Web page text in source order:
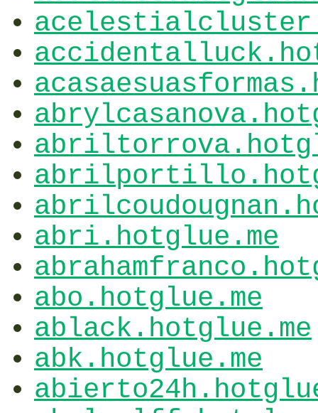
abri.hotglue.me
abo.hotglue.me
ablack.hotglue.me
abk.hotglue.me